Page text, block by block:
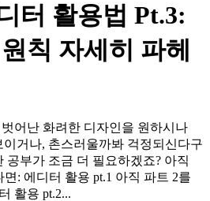
터 활용법 Pt.3:
칙 자세히 파헤
어난 화려한 디자인을 원하시나
이거나, 촌스러울까봐 걱정되신다구
공부가 조금 더 필요하겠죠? 아직
: 에디터 활용 pt.1 아직 파트 2를
활용 pt.2...